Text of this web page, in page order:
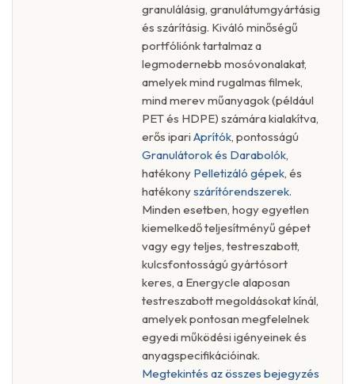
granulálásig, granulátumgyártásig
és szárításig. Kiváló minőségű
portfóliónk tartalmaz a
legmodernebb mosóvonalakat,
amelyek mind rugalmas filmek,
mind merev műanyagok (például
PET és HDPE) számára kialakítva,
erős ipari Aprítók, pontosságú
Granulátorok és Darabolók,
hatékony Pelletizáló gépek, és
hatékonyszárítórendszerek.
Minden esetben, hogy egyetlen
kiemelkedő teljesítményű gépet
vagy egy teljes, testreszabott,
kulcsfontosságú gyártósort
keres, a Energycle alaposan
testreszabott megoldásokat kínál,
amelyek pontosan megfelelnek
egyedi működési igényeinek és
anyagspecifikációinak.
Megtekintés az összes bejegyzés